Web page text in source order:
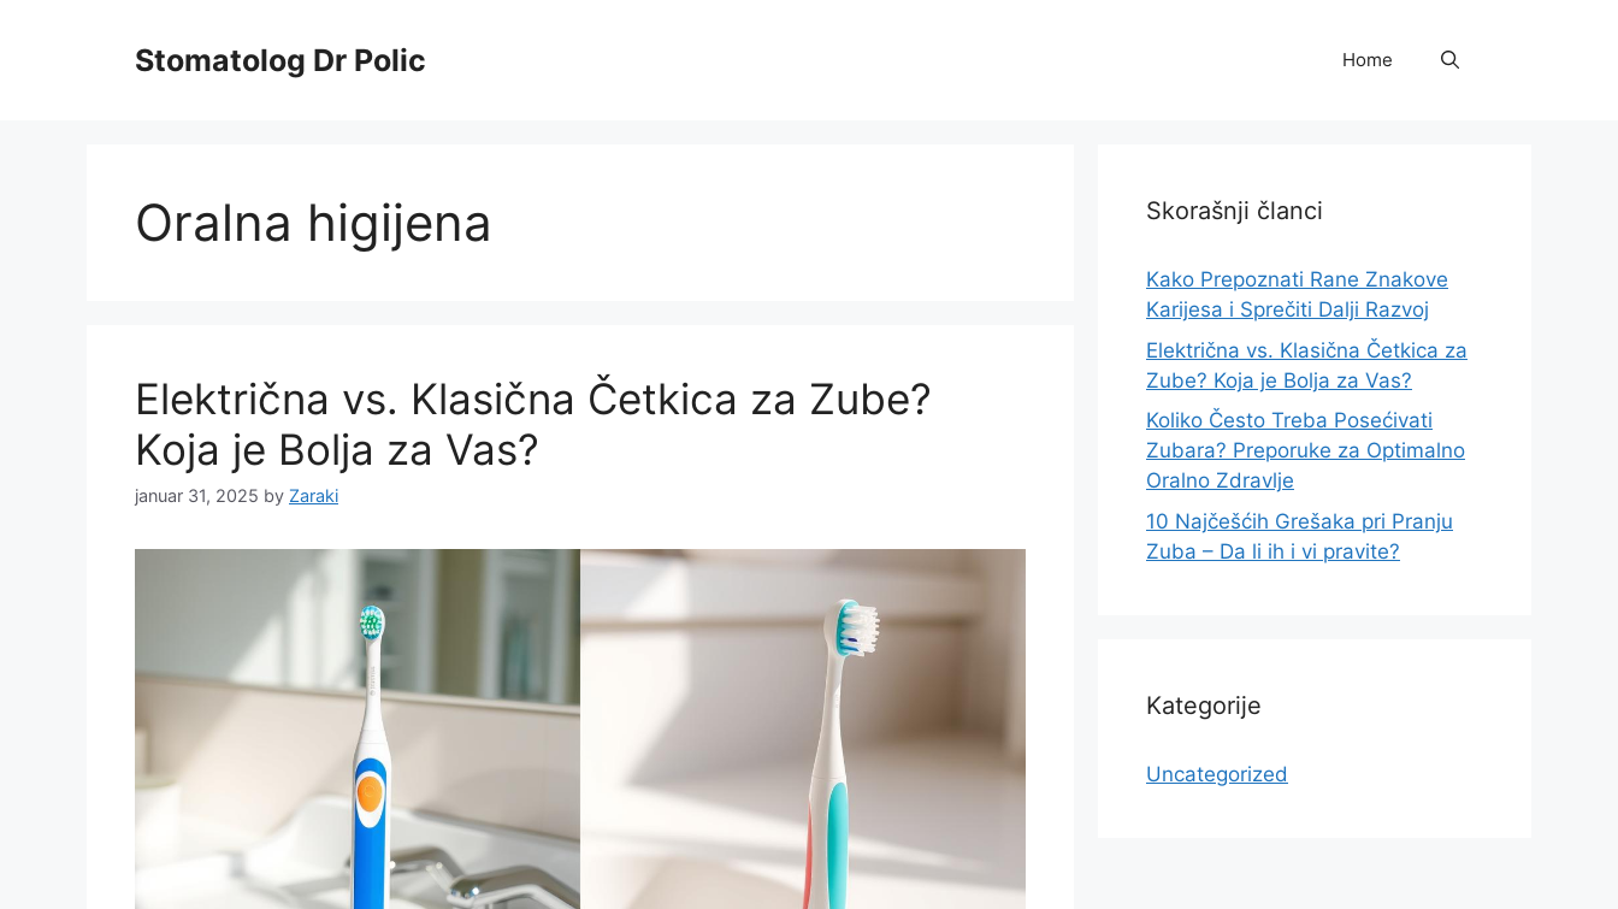
Stomatolog Dr Polic Home
Oralna higijena
Električna vs. Klasična Četkica za Zube?
Koja je Bolja za Vas?
januar 31, 2025 by Zaraki
Skorašnji članci
Kako Prepoznati Rane Znakove
Karijesa i Sprečiti Dalji Razvoj
Električna vs. Klasična Četkica za
Zube? Koja je Bolja za Vas?
Koliko Često Treba Posećivati
Zubara? Preporuke za Optimalno
Oralno Zdravlje
10 Najčešćih Grešaka pri Pranju
Zuba – Da li ih i vi pravite?
Kategorije
Uncategorized